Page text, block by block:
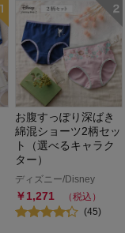
お腹すっぽり深ばき
綿混ショーツ2柄セッ
ト（選べるキャラク
ター）
ディズニー/Disney
￥1,271
（税込）
(45)